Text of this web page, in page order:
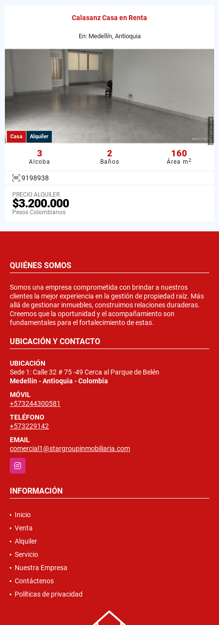
Calasanz Casa en Renta
En: Medellín, Antioquia
Casa Alquiler
3
Alcoba
2
Baños
160
Área m2
9198938
PRECIO ALQUILER
$3.200.000
Pesos Colombianos
QUIÉNES SOMOS
Somos una empresa comprometida con brindar a nuestros
clientes la mejor experiencia en la gestión de propiedad raíz. Más
allá de gestionar inmuebles, construimos relaciones duraderas.
Creemos que la oportunidad y el acompañamiento son
fundamentales para el fortalecimiento de estas.
UBICACIÓN Y CONTACTO
UBICACIÓN
Sede 1: Calle 32 # 75 -49 Cerca al Parque de Belén
Medellín - Antioquia - Colombia
MÓVIL
+573244300581
TELÉFONO
+573229142
EMAIL
comercial1@stargroupinmobiliaria.com
Instagram
INFORMACIÓN
Inicio
Venta
Alquiler
Servicio
Nuestra Empresa
Contáctenos
Políticas de privacidad